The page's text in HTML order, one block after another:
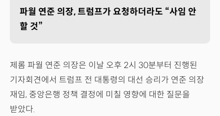
파월 연준 의장, 트럼프가 요청하더라도 “사임 안
할 것”
제롬 파월 연준 의장은 이날 오후 2시 30분부터 진행된
기자회견에서 트럼프 전 대통령의 대선 승리가 연준 의장
재임, 중앙은행 정책 결정에 미칠 영향에 대한 질문을
받았다.